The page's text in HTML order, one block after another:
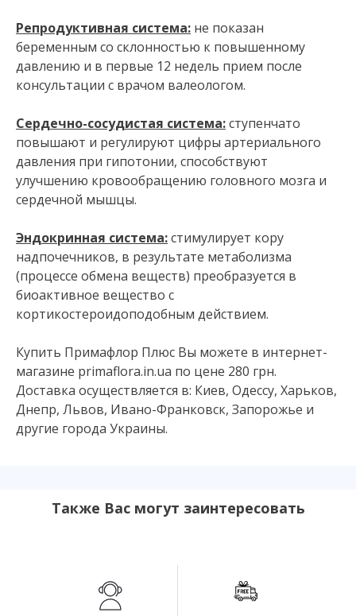
Репродуктивная система: не показан
беременным со склонностью к повышенному
давлению и в первые 12 недель прием после
консультации с врачом валеологом.
Сердечно-сосудистая система:ступенчато
повышают и регулируют цифры артериального
давления при гипотонии, способствуют
улучшению кровообращению головного мозга и
сердечной мышцы.
Эндокринная система:стимулирует кору
надпочечников, в результате метаболизма
(процессе обмена веществ) преобразуется в
биоактивное вещество с
кортикостероидоподобным действием.
Купить Примафлор Плюс Вы можете в интернет-
магазине primaflora.in.ua по цене 280 грн.
Доставка осуществляется в: Киев, Одессу, Харьков,
Днепр, Львов, Ивано-Франковск, Запорожье и
другие города Украины.
Также Вас могут заинтересовать